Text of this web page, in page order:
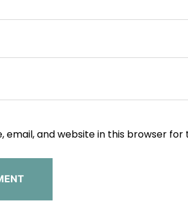
email, and website in this browser